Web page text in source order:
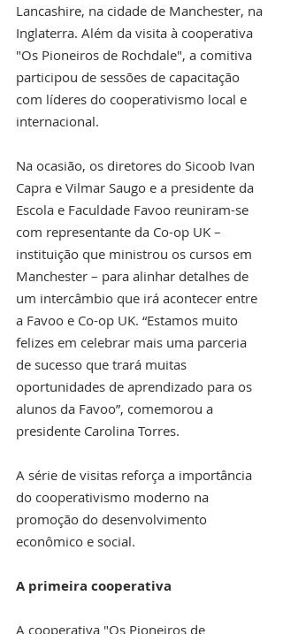
Lancashire, na cidade de Manchester, na
Inglaterra. Além da visita à cooperativa
"Os Pioneiros de Rochdale", a comitiva
participou de sessões de capacitação
com líderes do cooperativismo local e
internacional.
Na ocasião, os diretores do Sicoob Ivan
Capra e Vilmar Saugo e a presidente da
Escola e Faculdade Favoo reuniram-se
com representante da Co-op UK –
instituição que ministrou os cursos em
Manchester – para alinhar detalhes de
um intercâmbio que irá acontecer entre
a Favoo e Co-op UK. “Estamos muito
felizes em celebrar mais uma parceria
de sucesso que trará muitas
oportunidades de aprendizado para os
alunos da Favoo”, comemorou a
presidente Carolina Torres.
A série de visitas reforça a importância
do cooperativismo moderno na
promoção do desenvolvimento
econômico e social.
A primeira cooperativa
A cooperativa "Os Pioneiros de